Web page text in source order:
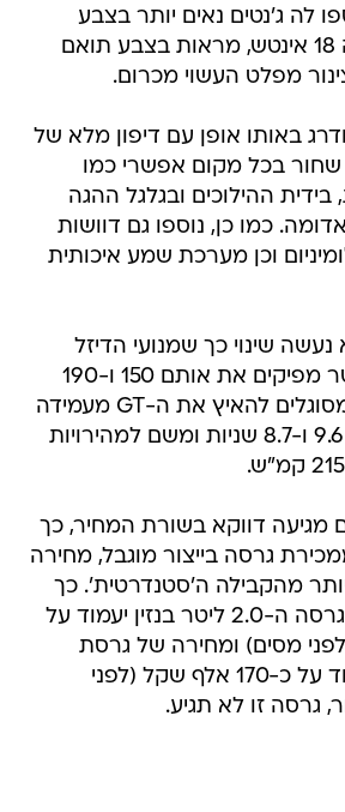
לה ג'נטים נאים יותר בצבע
אפור מאט ובמידה 18 אינטש, מראות בצבע תואם
מפלט העשוי מכרום.
באותו אופן עם דיפון מלא של
שחור בכל מקום אפשרי כמו
ההילוכים ובגלגל ההגה
כמו כן, נוספו גם דוושות
וכן מערכת שמע איכותית
שינוי כך שמנועי הדיזל
בנפח 1.9 ו-2.0 ליטר מפיקים את אותם 150 ו-190
סוסים בהתאמה ומסוגלים להאיץ את ה-GT מעמידה
ל-100 קמ"ש תוך 9.6 ו-8.7 שניות ומשם למהירויות
מגיעה דווקא בשורת המחיר, כך
גרסה בייצור מוגבל, מחירה
יותר מהקבילה ה'סטנדרטית'. כך
למשל מחירה של גרסה ה-2.0 ליטר בנזין יעמוד על
(לפני מסים) ומחירה של גרסת
הדיזל החזקה יעמוד על כ-170 אלף שקל (לפני
גרסה זו לא תגיע.